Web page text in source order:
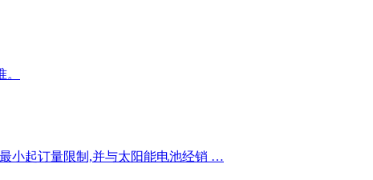
小起订量限制,并与太阳能电池经销 …